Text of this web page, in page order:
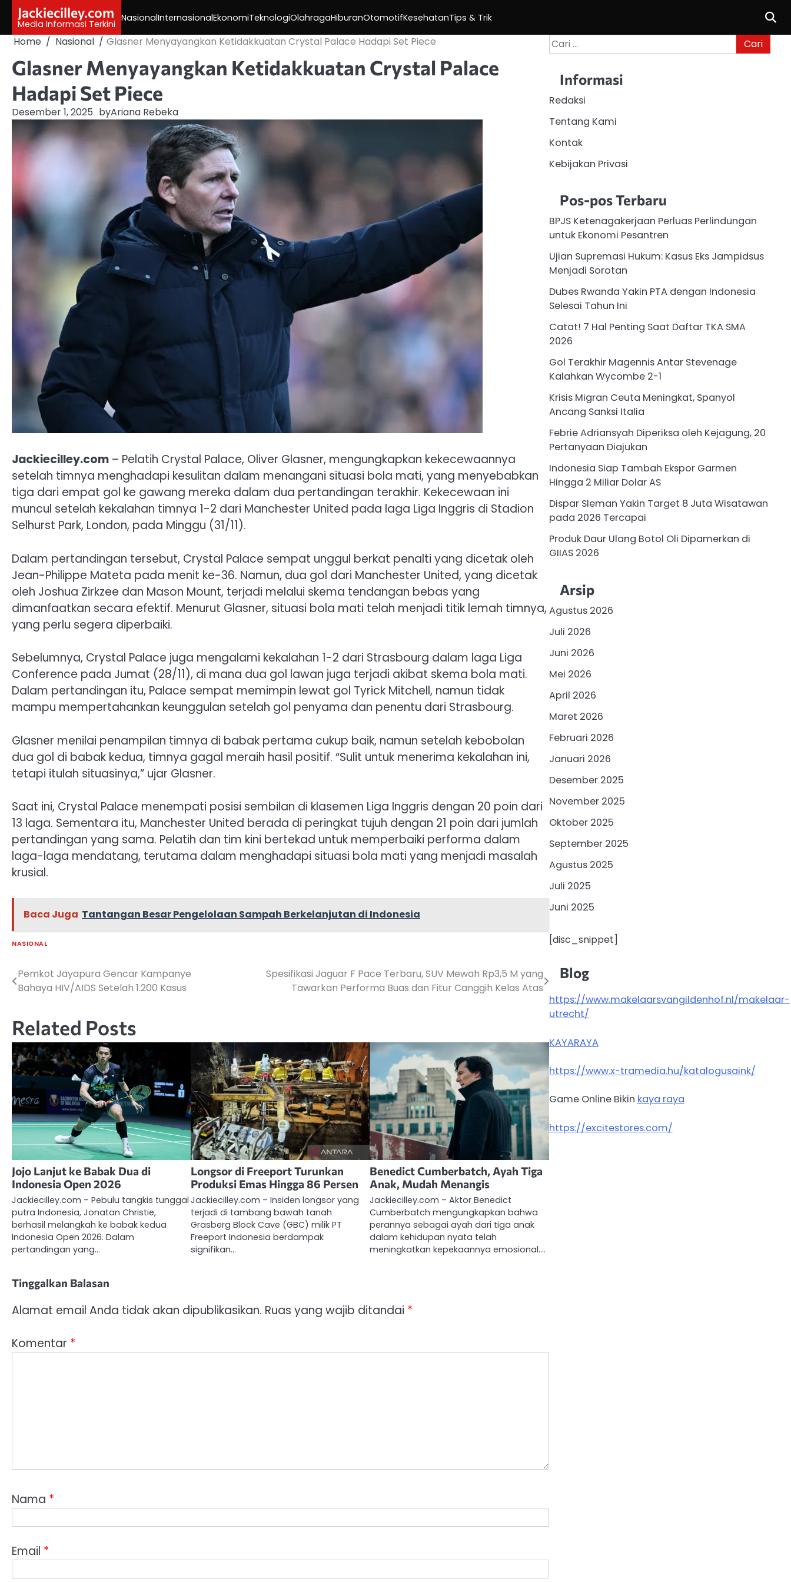
content
Jackiecilley.com
Media Informasi Terkini
NasionalInternasionalEkonomiTeknologiOlahragaHiburanOtomotifKesehatanTips & Trik
Home Nasional Glasner Menyayangkan Ketidakkuatan Crystal Palace Hadapi Set Piece
Glasner Menyayangkan Ketidakkuatan Crystal Palace
Hadapi Set Piece
Desember 1, 2025 byAriana Rebeka
Jackiecilley.com – Pelatih Crystal Palace, Oliver Glasner, mengungkapkan kekecewaannya
setelah timnya menghadapi kesulitan dalam menangani situasi bola mati, yang menyebabkan
tiga dari empat gol ke gawang mereka dalam dua pertandingan terakhir. Kekecewaan ini
muncul setelah kekalahan timnya 1-2 dari Manchester United pada laga Liga Inggris di Stadion
Selhurst Park, London, pada Minggu (31/11).
Dalam pertandingan tersebut, Crystal Palace sempat unggul berkat penalti yang dicetak oleh
Jean-Philippe Mateta pada menit ke-36. Namun, dua gol dari Manchester United, yang dicetak
oleh Joshua Zirkzee dan Mason Mount, terjadi melalui skema tendangan bebas yang
dimanfaatkan secara efektif. Menurut Glasner, situasi bola mati telah menjadi titik lemah timnya,
yang perlu segera diperbaiki.
Sebelumnya, Crystal Palace juga mengalami kekalahan 1-2 dari Strasbourg dalam laga Liga
Conference pada Jumat (28/11), di mana dua gol lawan juga terjadi akibat skema bola mati.
Dalam pertandingan itu, Palace sempat memimpin lewat gol Tyrick Mitchell, namun tidak
mampu mempertahankan keunggulan setelah gol penyama dan penentu dari Strasbourg.
Glasner menilai penampilan timnya di babak pertama cukup baik, namun setelah kebobolan
dua gol di babak kedua, timnya gagal meraih hasil positif. “Sulit untuk menerima kekalahan ini,
tetapi itulah situasinya,” ujar Glasner.
Saat ini, Crystal Palace menempati posisi sembilan di klasemen Liga Inggris dengan 20 poin dari
13 laga. Sementara itu, Manchester United berada di peringkat tujuh dengan 21 poin dari jumlah
pertandingan yang sama. Pelatih dan tim kini bertekad untuk memperbaiki performa dalam
laga-laga mendatang, terutama dalam menghadapi situasi bola mati yang menjadi masalah
krusial.
Baca Juga Tantangan Besar Pengelolaan Sampah Berkelanjutan di Indonesia
NASIONAL
Navigasi
Pemkot Jayapura Gencar Kampanye
Bahaya HIV/AIDS Setelah 1.200 Kasus
Spesifikasi Jaguar F Pace Terbaru, SUV Mewah Rp3,5 M yang
Tawarkan Performa Buas dan Fitur Canggih Kelas Atas
Related Posts
Jojo Lanjut ke Babak Dua di
Indonesia Open 2026
Jackiecilley.com – Pebulu tangkis tunggal
putra Indonesia, Jonatan Christie,
berhasil melangkah ke babak kedua
Indonesia Open 2026. Dalam
pertandingan yang…
Longsor di Freeport Turunkan
Produksi Emas Hingga 86 Persen
Jackiecilley.com – Insiden longsor yang
terjadi di tambang bawah tanah
Grasberg Block Cave (GBC) milik PT
Freeport Indonesia berdampak
signifikan…
Benedict Cumberbatch, Ayah Tiga
Anak, Mudah Menangis
Jackiecilley.com – Aktor Benedict
Cumberbatch mengungkapkan bahwa
perannya sebagai ayah dari tiga anak
dalam kehidupan nyata telah
meningkatkan kepekaannya emosional.…
Tinggalkan Balasan
Alamat email Anda tidak akan dipublikasikan. Ruas yang wajib ditandai *
Komentar *
Nama *
Email *
Cari
untuk:
Informasi
Redaksi
Tentang Kami
Kontak
Kebijakan Privasi
Pos-pos Terbaru
BPJS Ketenagakerjaan Perluas Perlindungan
untuk Ekonomi Pesantren
Ujian Supremasi Hukum: Kasus Eks Jampidsus
Menjadi Sorotan
Dubes Rwanda Yakin PTA dengan Indonesia
Selesai Tahun Ini
Catat! 7 Hal Penting Saat Daftar TKA SMA
2026
Gol Terakhir Magennis Antar Stevenage
Kalahkan Wycombe 2-1
Krisis Migran Ceuta Meningkat, Spanyol
Ancang Sanksi Italia
Febrie Adriansyah Diperiksa oleh Kejagung, 20
Pertanyaan Diajukan
Indonesia Siap Tambah Ekspor Garmen
Hingga 2 Miliar Dolar AS
Dispar Sleman Yakin Target 8 Juta Wisatawan
pada 2026 Tercapai
Produk Daur Ulang Botol Oli Dipamerkan di
GIIAS 2026
Arsip
Agustus 2026
Juli 2026
Juni 2026
Mei 2026
April 2026
Maret 2026
Februari 2026
Januari 2026
Desember 2025
November 2025
Oktober 2025
September 2025
Agustus 2025
Juli 2025
Juni 2025
[disc_snippet]
Blog
https://www.makelaarsvangildenhof.nl/makelaar-
utrecht/
KAYARAYA
https://www.x-tramedia.hu/katalogusaink/
Game Online Bikin kaya raya
https://excitestores.com/